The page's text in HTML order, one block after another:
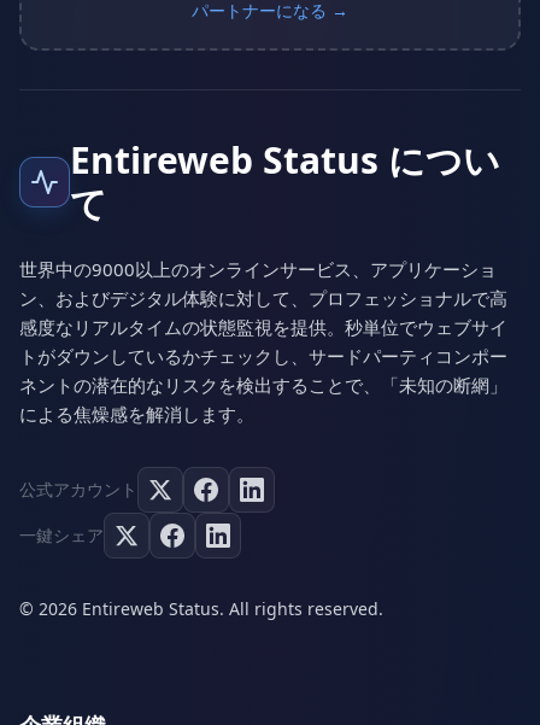
パートナーになる →
Entireweb Status につい
て
世界中の9000以上のオンラインサービス、アプリケーショ
ン、およびデジタル体験に対して、プロフェッショナルで高
感度なリアルタイムの状態監視を提供。秒単位でウェブサイ
トがダウンしているかチェックし、サードパーティコンポー
ネントの潜在的なリスクを検出することで、「未知の断網」
による焦燥感を解消します。
公式アカウント
一鍵シェア
© 2026 Entireweb Status. All rights reserved.